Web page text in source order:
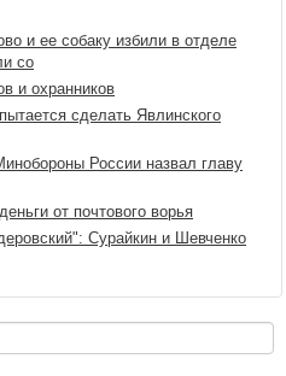
и ее собаку избили в отделе
со
и охранников
сделать Явлинского
России назвал главу
от почтового ворья
Сурайкин и Шевченко